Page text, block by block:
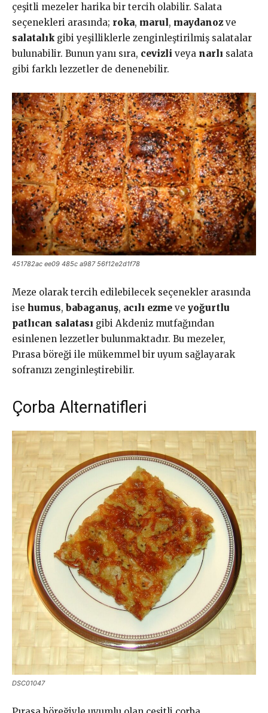
çeşitli mezeler harika bir tercih olabilir. Salata
seçenekleri arasında; roka, marul, maydanozve
salatalık gibi yeşilliklerle zenginleştirilmiş salatalar
bulunabilir. Bunun yanı sıra, cevizli veya narlı salata
gibi farklı lezzetler de denenebilir.
451782ac ee09 485c a987 56f12e2d1f78
Meze olarak tercih edilebilecek seçenekler arasında
ise humus, babaganuş, acılı ezme ve yoğurtlu
patlıcan salatası gibi Akdeniz mutfağından
esinlenen lezzetler bulunmaktadır. Bu mezeler,
Pırasa böreği ile mükemmel bir uyum sağlayarak
sofranızı zenginleştirebilir.
Çorba Alternatifleri
DSC01047